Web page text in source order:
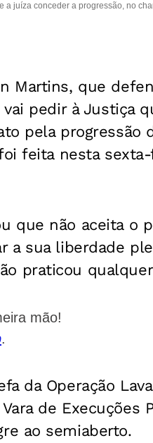
a juíza conceder a progressão, no
Martins, que
pedir à Justiça
pela
feita nesta
que não aceita o
a sua liberdade
praticou
mão!
.
da Operação
de Execuções
ao semiaberto.